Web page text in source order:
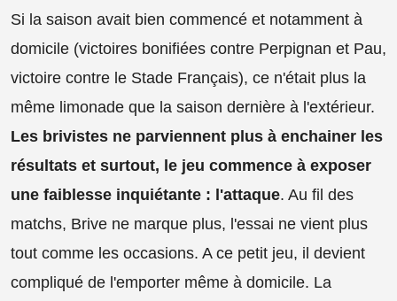
Si la saison avait bien commencé et notamment à
domicile (victoires bonifiées contre Perpignan et Pau,
victoire contre le Stade Français), ce n'était plus la
même limonade que la saison dernière à l'extérieur.
Les brivistes ne parviennent plus à enchainer les
résultats et surtout, le jeu commence à exposer
une faiblesse inquiétante : l'attaque. Au fil des
matchs, Brive ne marque plus, l'essai ne vient plus
tout comme les occasions. A ce petit jeu, il devient
compliqué de l'emporter même à domicile. La